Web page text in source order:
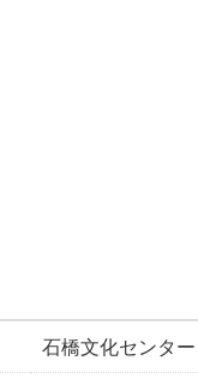
石橋文化センター